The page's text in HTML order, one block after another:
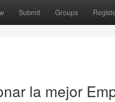
Submit Groups
la mejor